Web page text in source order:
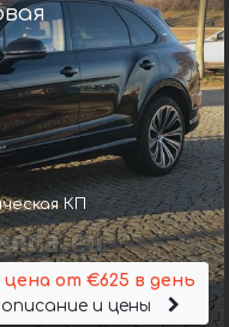
КП
цена от €625 в день
описание и цены